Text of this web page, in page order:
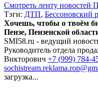
Смотреть ленту новостей
Тэги: ДТП, Бессоновский
Хочешь, чтобы о твоём
Пензе, Пензенской
SMI58.ru - ведущий
Руководитель отдела
Викторович +7 (999) 784-
загрузка...